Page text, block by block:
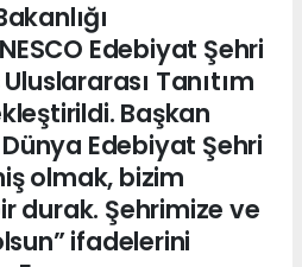
Edebiyat Şehri
Tanıtım
Başkan
Dünya Edebiyat Şehri
olmak, bizim
durak. Şehrimize ve
ifadelerini